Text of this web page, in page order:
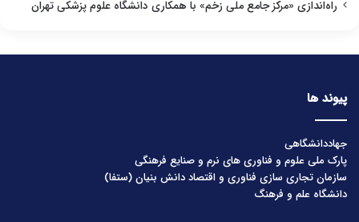
راه‌اندازی «مرکز جامع ملی زخم» با همکاری دانشگاه علوم پزشکی تهران
پیوند ها
جهاددانشگاهی
پارک ملی علوم و فناوری های نرم و صنایع فرهنگی
سازمان تجاری سازی فناوری و اقتصاد دانش بنیان (ستفا)
دانشگاه علم و فرهنگ